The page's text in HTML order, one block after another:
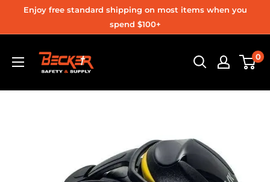
contenido
Enjoy free standard shipping on most items when you
spend $100+
Becker
Safety
0